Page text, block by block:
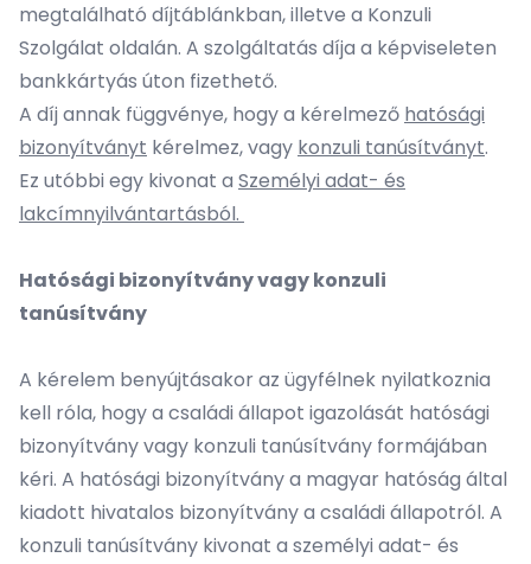
megtalálható díjtáblánkban, illetve a Konzuli
Szolgálat oldalán. A szolgáltatás díja a képviseleten
bankkártyás úton fizethető.
A díj annak függvénye, hogy a kérelmező hatósági
bizonyítványt kérelmez, vagy konzuli tanúsítványt.
Ez utóbbi egy kivonat a Személyi adat- és
lakcímnyilvántartásból.
Hatósági bizonyítvány vagy konzuli
tanúsítvány
A kérelem benyújtásakor az ügyfélnek nyilatkoznia
kell róla, hogy a családi állapot igazolását hatósági
bizonyítvány vagy konzuli tanúsítvány formájában
kéri. A hatósági bizonyítvány a magyar hatóság által
kiadott hivatalos bizonyítvány a családi állapotról. A
konzuli tanúsítvány kivonat a személyi adat- és